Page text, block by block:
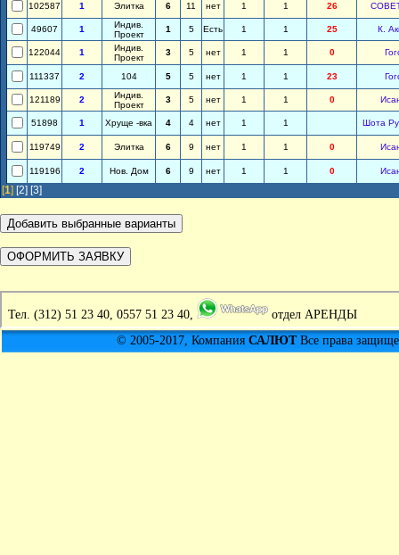
102587 1 Элитка 6 11 нет 1 1 26
49607 1
Индив.
Проект
1 5 Есть 1 1 25 К.
122044 1
Индив.
Проект
3 5 нет 1 1 0
111337 2 104 5 5 нет 1 1 23
121189 2
Индив.
Проект
3 5 нет 1 1 0
51898 1 Хруще -вка 4 4 нет 1 1 Шота
119749 2 Элитка 6 9 нет 1 1 0
119196 2 Нов. Дом 6 9 нет 1 1 0
[1] [2] [3]
Тел. (312) 51 23 40, 0557 51 23 40,
отдел АРЕНДЫ
© 2005-2017, Компания САЛЮТВсе права